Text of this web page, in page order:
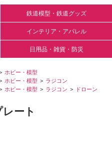
鉄道模型・鉄道グッズ
インテリア・アパレル
日用品・雑貨・防災
ホビー・模型
ホビー・模型
ラジコン
ホビー・模型 ラジコン ドローン
ート